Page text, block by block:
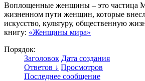
Воплощенные женщины – это частица
жизненном пути женщин, которые
искусство, культуру, общественную
книгу: «Женщины мира»
Порядок:
Заголовок Дата создания
Ответов ↓ Просмотров
Последнее сообщение